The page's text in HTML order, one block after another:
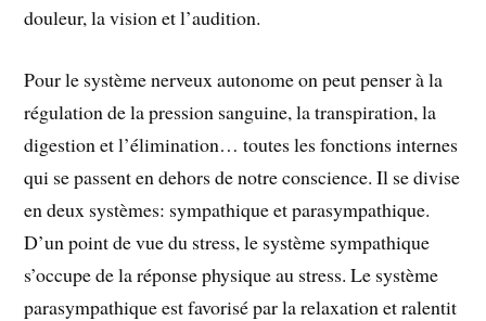
douleur, la vision et l’audition.
Pour le système nerveux autonome on peut penser à la
régulation de la pression sanguine, la transpiration, la
digestion et l’élimination… toutes les fonctions internes
qui se passent en dehors de notre conscience. Il se divise
en deux systèmes: sympathique et parasympathique.
D’un point de vue du stress, le système sympathique
s’occupe de la réponse physique au stress. Le système
parasympathique est favorisé par la relaxation et ralentit